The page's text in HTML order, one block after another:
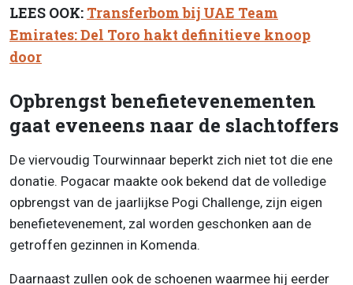
LEES OOK: Transferbom bij UAE Team
Emirates: Del Toro hakt definitieve knoop
door
Opbrengst benefietevenementen
gaat eveneens naar de slachtoffers
De viervoudig Tourwinnaar beperkt zich niet tot die ene
donatie. Pogacar maakte ook bekend dat de volledige
opbrengst van de jaarlijkse Pogi Challenge, zijn eigen
benefietevenement, zal worden geschonken aan de
getroffen gezinnen in Komenda.
Daarnaast zullen ook de schoenen waarmee hij eerder